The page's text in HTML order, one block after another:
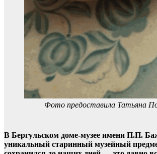
Фото предоставила Татьяна
В Бергульском доме-музее имени П.П.
уникальный старинный музейный